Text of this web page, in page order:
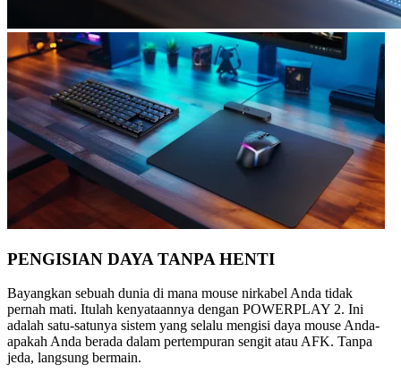
PENGISIAN DAYA TANPA HENTI
Bayangkan sebuah dunia di mana mouse nirkabel Anda tidak
pernah mati. Itulah kenyataannya dengan POWERPLAY 2. Ini
adalah satu-satunya sistem yang selalu mengisi daya mouse Anda-
apakah Anda berada dalam pertempuran sengit atau AFK. Tanpa
jeda, langsung bermain.